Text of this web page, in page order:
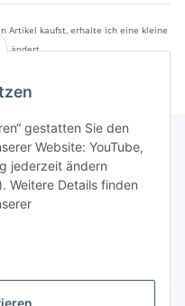
gestatten Sie den
Website: YouTube,
jederzeit ändern
Weitere Details finden
Artikel kaufst, erhalte ich eine kleine
ändert.